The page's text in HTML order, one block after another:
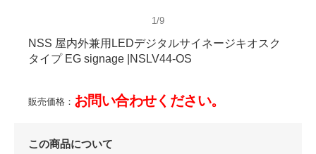
1/9
NSS 屋内外兼用LEDデジタルサイネージキオスク
タイプ EG signage |NSLV44-OS
販売価格： お問い合わせください。
この商品について